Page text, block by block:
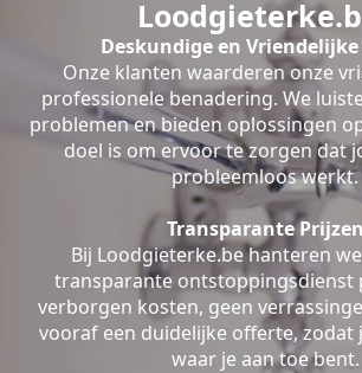
Deskundige en Vriendelijke
Onze klanten waarderen onze
professionele benadering. We
problemen en bieden oplossingen
doel is om ervoor te zorgen dat
probleemloos werkt.
Transparante Prijzen
Bij Loodgieterke.be hanteren
transparante ontstoppingsdienst
verborgen kosten, geen
vooraf een duidelijke offerte, zodat
waar je aan toe bent.